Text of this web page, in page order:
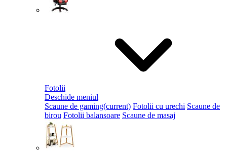
Fotolii
Deschide meniul
Scaune de gaming(current) Fotolii cu urechi Scaune de
birou Fotolii balansoare Scaune de masaj